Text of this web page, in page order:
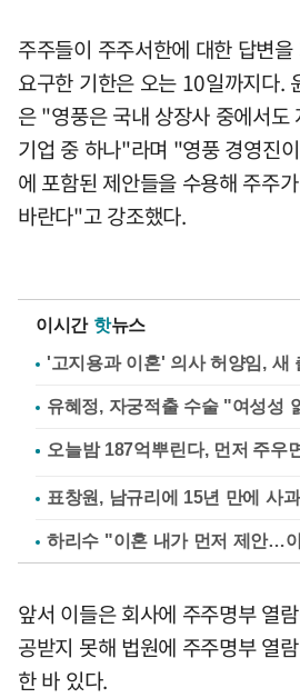
주주들이 주주서한에 대한 답변
요구한 기한은 오는 10일까지다.
은 "영풍은 국내 상장사 중에서도
기업 중 하나"라며 "영풍 경영진
에 포함된 제안들을 수용해 주주
바란다"고 강조했다.
이시간 핫뉴스
'고지용과 이혼' 의사 허양임, 새
유혜정, 자궁적출 수술 "여성성
표창원, 남규리에 15년 만에 사
하리수 "이혼 내가 먼저 제안…
앞서 이들은 회사에 주주명부 열
공받지 못해 법원에 주주명부 열
한 바 있다.